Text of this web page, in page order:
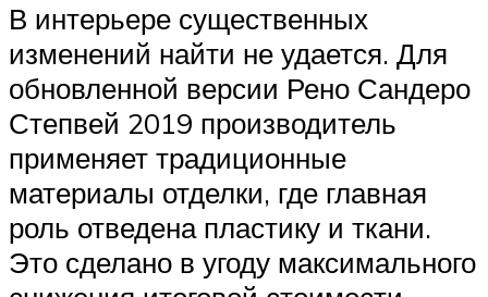
В интерьере существенных
изменений найти не удается. Для
обновленной версии Рено Сандеро
Степвей 2019 производитель
применяет традиционные
материалы отделки, где главная
роль отведена пластику и ткани.
Это сделано в угоду максимального